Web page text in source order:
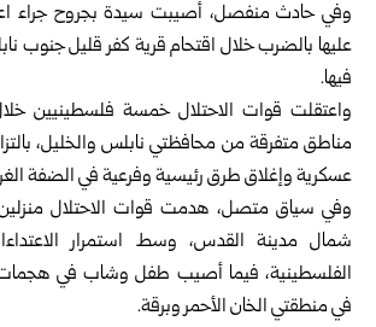
وفي حادث منفصل، أصيبت سيدة بجروح جراء
عليها بالضرب خلال اقتحام قرية كفر قليل جنوب
فيها.
واعتقلت قوات الاحتلال خمسة فلسطينيين
مناطق متفرقة من محافظتي نابلس والخليل،
عسكرية وإغلاق طرق رئيسية وفرعية في الضفة
وفي سياق متصل، هدمت قوات الاحتلال
شمال مدينة القدس، وسط استمرار
الفلسطينية، فيما أصيب طفل وشاب في
في منطقتي الخان الأحمر وبرقة.